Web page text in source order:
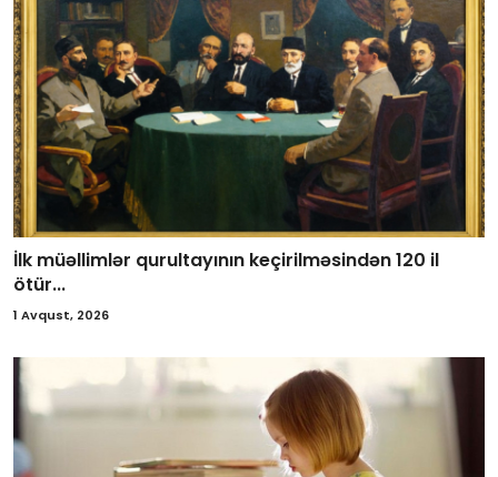
İlk müəllimlər qurultayının keçirilməsindən 120 il
ötür...
1 Avqust, 2026